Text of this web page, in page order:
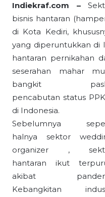
Indiekraf.com –
bisnis hantaran
di Kota Kediri,
yang diperuntukkan di
hantaran pernikahan
seserahan mahar
bangkit
pencabutan status
di Indonesia.
Sebelumnya
halnya sektor
organizer ,
hantaran ikut
akibat
Kebangkitan